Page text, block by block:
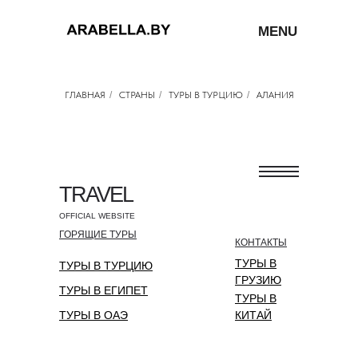
MENU
ГЛАВНАЯ / СТРАНЫ / ТУРЫ В ТУРЦИЮ / АЛАНИЯ
TRAVEL
OFFICIAL WEBSITE
ГОРЯЩИЕ ТУРЫ
КОНТАКТЫ
ТУРЫ В ТУРЦИЮ
ТУРЫ В ЕГИПЕТ
ТУРЫ В ОАЭ
ТУРЫ В
ГРУЗИЮ
ТУРЫ В
КИТАЙ